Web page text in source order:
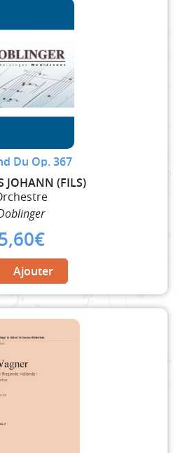
Du Op. 367
JOHANN (FILS)
€
Ajouter